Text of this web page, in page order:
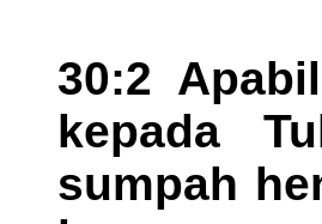
30:2
kepada
sumpah